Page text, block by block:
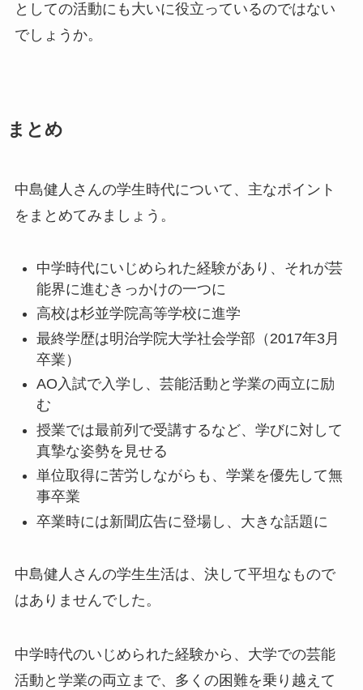
としての活動にも大いに役立っているのではない
でしょうか。
まとめ
中島健人さんの学生時代について、主なポイント
をまとめてみましょう。
中学時代にいじめられた経験があり、それが芸
能界に進むきっかけの一つに
高校は杉並学院高等学校に進学
最終学歴は明治学院大学社会学部（2017年3月
卒業）
AO入試で入学し、芸能活動と学業の両立に励
む
授業では最前列で受講するなど、学びに対して
真摯な姿勢を見せる
単位取得に苦労しながらも、学業を優先して無
事卒業
卒業時には新聞広告に登場し、大きな話題に
中島健人さんの学生生活は、決して平坦なもので
はありませんでした。
中学時代のいじめられた経験から、大学での芸能
活動と学業の両立まで、多くの困難を乗り越えて